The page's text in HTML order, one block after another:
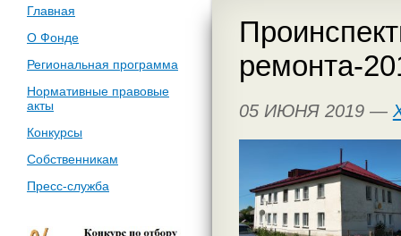
Главная
О Фонде
Региональная программа
Нормативные правовые
акты
Конкурсы
Собственникам
Пресс-служба
ремонта-
05 ИЮНЯ 2019 —